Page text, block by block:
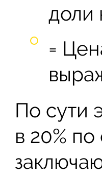
доли
=
По сути
в 20%